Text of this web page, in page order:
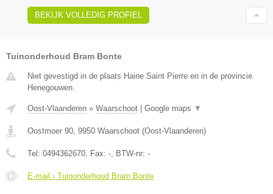
BEKIJK VOLLEDIG PROFIEL
Tuinonderhoud Bram Bonte
Niet gevestigd in de plaats Haine Saint Pierre en in de provincie
Henegouwen.
Oost-Vlaanderen » Waarschoot Google maps ▼
Oostmoer 90, 9950 Waarschoot (Oost-Vlaanderen)
Tel: 0494362670, Fax: -, BTW-nr: -
E-mail › Tuinonderhoud Bram Bonte